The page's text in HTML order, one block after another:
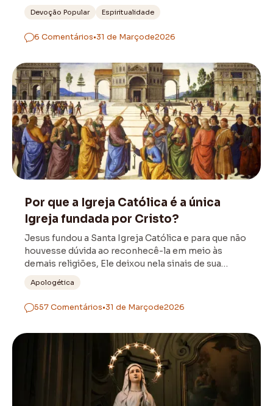
sacrifícios e reparação pelos pecados cometidos.
Devoção Popular Espiritualidade
6 Comentários•31 de Marçode2026
Por que a Igreja Católica é a única
Igreja fundada por Cristo?
Jesus fundou a Santa Igreja Católica e para que não
houvesse dúvida ao reconhecê-la em meio às
demais religiões, Ele deixou nela sinais de sua
origem divina.
Apologética
557 Comentários•31 de Marçode2026